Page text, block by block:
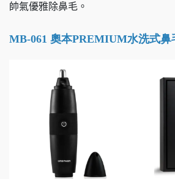
帥氣優雅除鼻毛。
MB-061 奧本PREMIUM水洗式鼻